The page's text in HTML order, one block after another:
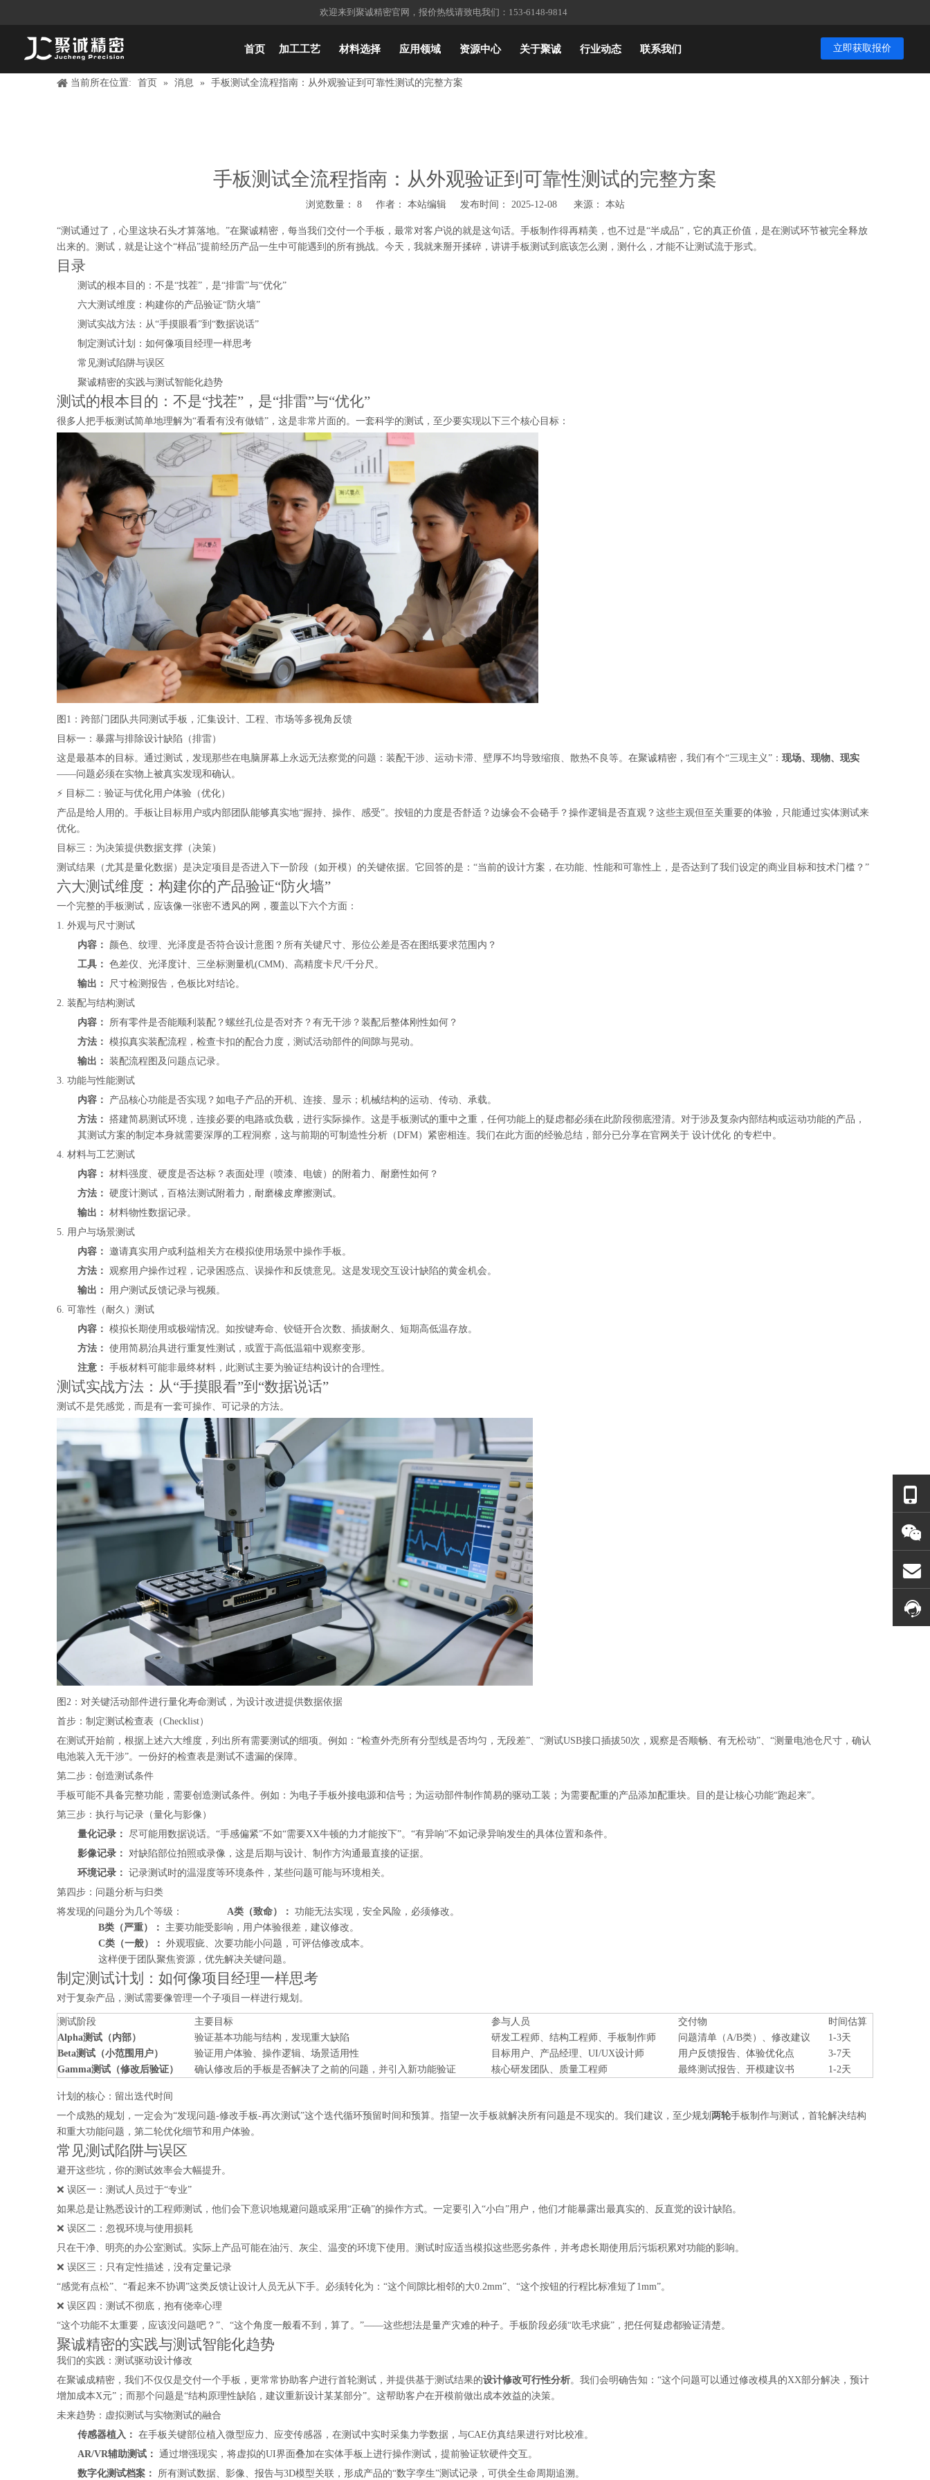
欢迎来到聚诚精密官网， 报价热线请致电我们：153-6148-9814
首页 加工工艺 材料选择 应用领域 资源中心 关于聚诚 行业动态 联系我们 立即获取报价
当前所在位置: 首页 » 消息 » 手板测试全流程指南：从外观验证到可靠性测试的完整方案
手板测试全流程指南：从外观验证到可靠性测试的完整方案
浏览数量： 8作者： 本站编辑 发布时间： 2025-12-08 来源： 本站
["wechat","weibo","qzone","douban","email"]
“测试通过了，心里这块石头才算落地。”在聚诚精密，每当我们交付一个手板，最常对客户说的就是这句话。手板制作得再精美，也不过是“半成品”，它的真正价值，是在测试环节被完全释放
出来的。测试，就是让这个“样品”提前经历产品一生中可能遇到的所有挑战。今天，我就来掰开揉碎，讲讲手板测试到底该怎么测，测什么，才能不让测试流于形式。
目录
测试的根本目的：不是“找茬”，是“排雷”与“优化”
六大测试维度：构建你的产品验证“防火墙”
测试实战方法：从“手摸眼看”到“数据说话”
制定测试计划：如何像项目经理一样思考
常见测试陷阱与误区
聚诚精密的实践与测试智能化趋势
测试的根本目的：不是“找茬”，是“排雷”与“优化”
很多人把手板测试简单地理解为“看看有没有做错”，这是非常片面的。一套科学的测试，至少要实现以下三个核心目标：
图1：跨部门团队共同测试手板，汇集设计、工程、市场等多视角反馈
目标一：暴露与排除设计缺陷（排雷）
这是最基本的目标。通过测试，发现那些在电脑屏幕上永远无法察觉的问题：装配干涉、运动卡滞、壁厚不均导致缩痕、散热不良等。在聚诚精密，我们有个“三现主义”： 现场、现物、现实
——问题必须在实物上被真实发现和确认。
⚡ 目标二：验证与优化用户体验（优化）
产品是给人用的。手板让目标用户或内部团队能够真实地“握持、操作、感受”。按钮的力度是否舒适？边缘会不会硌手？操作逻辑是否直观？这些主观但至关重要的体验，只能通过实体测试来
优化。
目标三：为决策提供数据支撑（决策）
测试结果（尤其是量化数据）是决定项目是否进入下一阶段（如开模）的关键依据。它回答的是：“当前的设计方案，在功能、性能和可靠性上，是否达到了我们设定的商业目标和技术门槛？”
六大测试维度：构建你的产品验证“防火墙”
一个完整的手板测试，应该像一张密不透风的网，覆盖以下六个方面：
1. 外观与尺寸测试
内容：
颜色、纹理、光泽度是否符合设计意图？所有关键尺寸、形位公差是否在图纸要求范围内？
工具： 色差仪、光泽度计、三坐标测量机(CMM)、高精度卡尺/千分尺。
输出：
尺寸检测报告，色板比对结论。
2. 装配与结构测试
内容：
所有零件是否能顺利装配？螺丝孔位是否对齐？有无干涉？装配后整体刚性如何？
方法： 模拟真实装配流程，检查卡扣的配合力度，测试活动部件的间隙与晃动。
输出： 装配流程图及问题点记录。
3. 功能与性能测试
内容：
产品核心功能是否实现？如电子产品的开机、连接、显示；机械结构的运动、传动、承载。
方法： 搭建简易测试环境，连接必要的电路或负载，进行实际操作。这是手板测试的重中之重，任何功能上的疑虑都必须在此阶段彻底澄清。对于涉及复杂内部结构或运动功能的产品，
其测试方案的制定本身就需要深厚的工程洞察，这与前期的可制造性分析（DFM）紧密相连。我们在此方面的经验总结，部分已分享在官网关于 设计优化 的专栏中。
4. 材料与工艺测试
内容： 材料强度、硬度是否达标？表面处理（喷漆、电镀）的附着力、耐磨性如何？
方法： 硬度计测试，百格法测试附着力，耐磨橡皮摩擦测试。
输出： 材料物性数据记录。
5. 用户与场景测试
内容： 邀请真实用户或利益相关方在模拟使用场景中操作手板。
方法： 观察用户操作过程，记录困惑点、误操作和反馈意见。这是发现交互设计缺陷的黄金机会。
输出：
用户测试反馈记录与视频。
6. 可靠性（耐久）测试
内容： 模拟长期使用或极端情况。如按键寿命、铰链开合次数、插拔耐久、短期高低温存放。
方法： 使用简易治具进行重复性测试，或置于高低温箱中观察变形。
注意： 手板材料可能非最终材料，此测试主要为验证结构设计的合理性。
测试实战方法：从“手摸眼看”到“数据说话”
测试不是凭感觉，而是有一套可操作、可记录的方法。
图2：对关键活动部件进行量化寿命测试，为设计改进提供数据依据
首步：制定测试检查表（Checklist）
在测试开始前，根据上述六大维度，列出所有需要测试的细项。例如：“检查外壳所有分型线是否均匀，无段差”、“测试USB接口插拔50次，观察是否顺畅、有无松动”、“测量电池仓尺寸，确认
电池装入无干涉”。一份好的检查表是测试不遗漏的保障。
第二步：创造测试条件
手板可能不具备完整功能，需要创造测试条件。例如：为电子手板外接电源和信号；为运动部件制作简易的驱动工装；为需要配重的产品添加配重块。目的是让核心功能“跑起来”。
第三步：执行与记录（量化与影像）
量化记录：
尽可能用数据说话。“手感偏紧”不如“需要XX牛顿的力才能按下”。“有异响”不如记录异响发生的具体位置和条件。
影像记录： 对缺陷部位拍照或录像，这是后期与设计、制作方沟通最直接的证据。
环境记录： 记录测试时的温湿度等环境条件，某些问题可能与环境相关。
第四步：问题分析与归类
将发现的问题分为几个等级： A类（致命）： 功能无法实现，安全风险，必须修改。
B类（严重）：
主要功能受影响，用户体验很差，建议修改。
C类（一般）： 外观瑕疵、次要功能小问题，可评估修改成本。
这样便于团队聚焦资源，优先解决关键问题。
制定测试计划：如何像项目经理一样思考
对于复杂产品，测试需要像管理一个子项目一样进行规划。
测试阶段 主要目标 参与人员 交付物
时间估算
Alpha测试（内部）
验证基本功能与结构，发现重大缺陷 研发工程师、结构工程师、手板制作师 问题清单（A/B类）、修改建议
1-3天
Beta测试（小范围用户）
验证用户体验、操作逻辑、场景适用性 目标用户、产品经理、UI/UX设计师 用户反馈报告、体验优化点
3-7天
Gamma测试（修改后验证）
确认修改后的手板是否解决了之前的问题，并引入新功能验证 核心研发团队、质量工程师 最终测试报告、开模建议书 1-2天
计划的核心：留出迭代时间
一个成熟的规划，一定会为“发现问题-修改手板-再次测试”这个迭代循环预留时间和预算。指望一次手板就解决所有问题是不现实的。我们建议，至少规划 两轮手板制作与测试，首轮解决结构
和重大功能问题，第二轮优化细节和用户体验。
常见测试陷阱与误区
避开这些坑，你的测试效率会大幅提升。
❌ 误区一：测试人员过于“专业”
如果总是让熟悉设计的工程师测试，他们会下意识地规避问题或采用“正确”的操作方式。一定要引入“小白”用户，他们才能暴露出最真实的、反直觉的设计缺陷。
❌ 误区二：忽视环境与使用损耗
只在干净、明亮的办公室测试。实际上产品可能在油污、灰尘、温变的环境下使用。测试时应适当模拟这些恶劣条件，并考虑长期使用后污垢积累对功能的影响。
❌ 误区三：只有定性描述，没有定量记录
“感觉有点松”、“看起来不协调”这类反馈让设计人员无从下手。必须转化为：“这个间隙比相邻的大0.2mm”、“这个按钮的行程比标准短了1mm”。
❌ 误区四：测试不彻底，抱有侥幸心理
“这个功能不太重要，应该没问题吧？”、“这个角度一般看不到，算了。”——这些想法是量产灾难的种子。手板阶段必须“吹毛求疵”，把任何疑虑都验证清楚。
聚诚精密的实践与测试智能化趋势
我们的实践：测试驱动设计修改
在聚诚成精密，我们不仅仅是交付一个手板，更常常协助客户进行首轮测试，并提供基于测试结果的设计修改可行性分析。我们会明确告知：“这个问题可以通过修改模具的XX部分解决，预计
增加成本X元”；而那个问题是“结构原理性缺陷，建议重新设计某某部分”。这帮助客户在开模前做出成本效益的决策。
未来趋势：虚拟测试与实物测试的融合
传感器植入： 在手板关键部位植入微型应力、应变传感器，在测试中实时采集力学数据，与CAE仿真结果进行对比校准。
AR/VR辅助测试： 通过增强现实，将虚拟的UI界面叠加在实体手板上进行操作测试，提前验证软硬件交互。
数字化测试档案：
所有测试数据、影像、报告与3D模型关联，形成产品的“数字孪生”测试记录，可供全生命周期追溯。